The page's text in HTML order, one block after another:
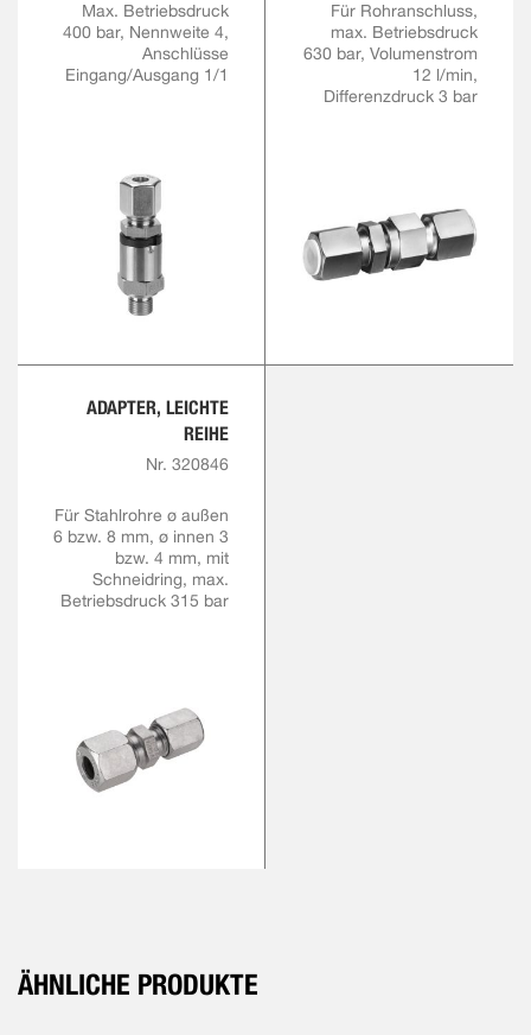
Max. Betriebsdruck
400 bar, Nennweite 4,
Anschlüsse
Eingang/Ausgang 1/1
Für Rohranschluss,
max. Betriebsdruck
630 bar, Volumenstrom
12 l/min,
Differenzdruck 3 bar
ADAPTER, LEICHTE
REIHE
Nr. 320846
Für Stahlrohre ø außen
6 bzw. 8 mm, ø innen 3
bzw. 4 mm, mit
Schneidring, max.
Betriebsdruck 315 bar
ÄHNLICHE PRODUKTE